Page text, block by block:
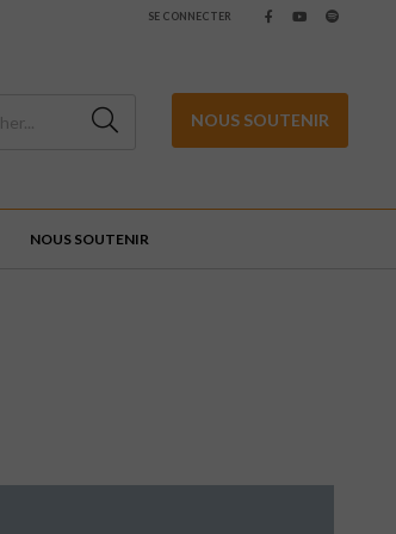
SE CONNECTER
NOUS SOUTENIR
NOUS SOUTENIR